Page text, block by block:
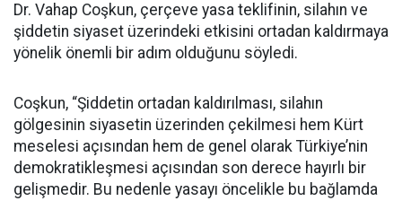
Dr. Vahap Coşkun, çerçeve yasa teklifinin, silahın ve
şiddetin siyaset üzerindeki etkisini ortadan kaldırmaya
yönelik önemli bir adım olduğunu söyledi.
Coşkun, “Şiddetin ortadan kaldırılması, silahın
gölgesinin siyasetin üzerinden çekilmesi hem Kürt
meselesi açısından hem de genel olarak Türkiye’nin
demokratikleşmesi açısından son derece hayırlı bir
gelişmedir. Bu nedenle yasayı öncelikle bu bağlamda